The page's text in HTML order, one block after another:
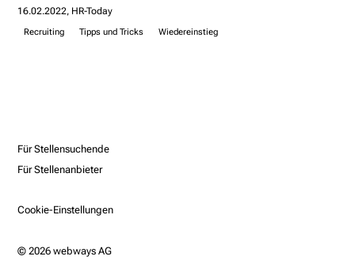
16.02.2022 HR-Today
Recruiting Tipps und Tricks Wiedereinstieg
Für Stellensuchende
Für Stellenanbieter
Cookie-Einstellungen
© 2026 webways AG